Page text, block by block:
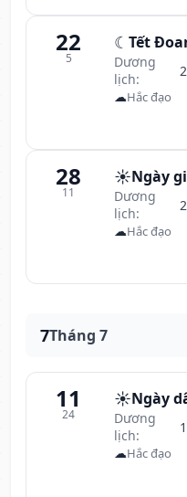
22
5
☾ Tết
Dương
lịch:
☁Hắc đạo
28
11
☀️Ngày
Dương
lịch:
☁Hắc đạo
7Tháng 7
11
24
☀️Ngày
Dương
lịch:
☁Hắc đạo